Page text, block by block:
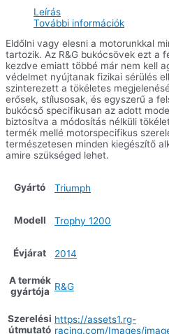
Leírás
További információk
Eldőlni vagy elesni a motorunkkal
tartozik. Az R&G bukócsövek ezt a
kezdve emiatt többé már nem kell
védelmet nyújtanak fizikai sérülés
szinterezett a tökéletes
erősek, stílusosak, és egyszerű a
bukócső specifikusan az adott
biztosítva a módosítás nélküli
termék mellé motorspecifikus
természetesen minden kiegészítő
amire szükséged lehet.
Gyártó Triumph
Modell Trophy 1200
Évjárat 2014
A termék
gyártója R&G
Szerelési
útmutató
https://assets1.rg-
racing.com/Images/